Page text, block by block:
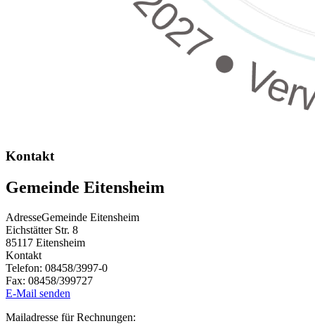
Kontakt
Gemeinde Eitensheim
AdresseGemeinde Eitensheim
Eichstätter Str. 8
85117 Eitensheim
Kontakt
Telefon: 08458/3997-0
Fax: 08458/399727
E-Mail senden
Mailadresse für Rechnungen: